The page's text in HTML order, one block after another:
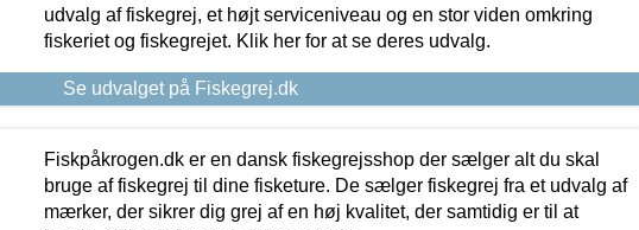
udvalg af fiskegrej, et højt serviceniveau og en stor viden omkring
fiskeriet og fiskegrejet. Klik her for at se deres udvalg.
Se udvalget på Fiskegrej.dk
Fiskpåkrogen.dk er en dansk fiskegrejsshop der sælger alt du skal
bruge af fiskegrej til dine fisketure. De sælger fiskegrej fra et udvalg af
mærker, der sikrer dig grej af en høj kvalitet, der samtidig er til at